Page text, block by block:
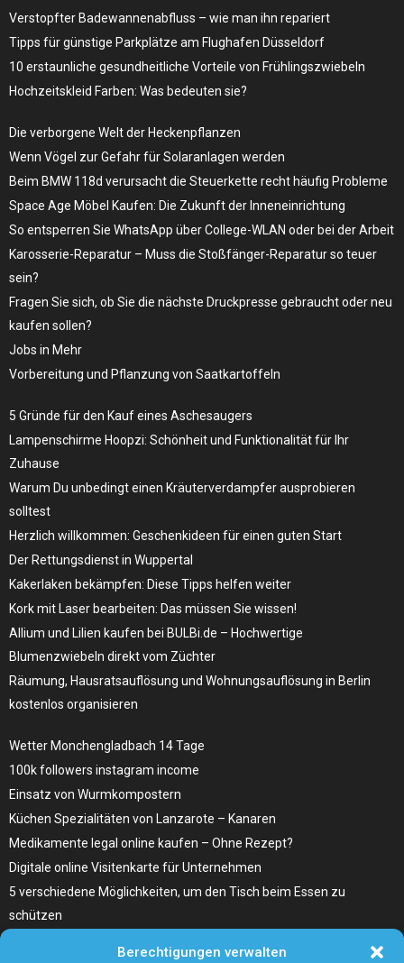
Berechtigungen verwalten
Verstopfter Badewannenabfluss – wie man ihn repariert
Tipps für günstige Parkplätze am Flughafen Düsseldorf
10 erstaunliche gesundheitliche Vorteile von Frühlingszwiebeln
Hochzeitskleid Farben: Was bedeuten sie?
Die verborgene Welt der Heckenpflanzen
Wenn Vögel zur Gefahr für Solaranlagen werden
Beim BMW 118d verursacht die Steuerkette recht häufig Probleme
Space Age Möbel Kaufen: Die Zukunft der Inneneinrichtung
So entsperren Sie WhatsApp über College-WLAN oder bei der Arbeit
Karosserie-Reparatur – Muss die Stoßfänger-Reparatur so teuer
sein?
Fragen Sie sich, ob Sie die nächste Druckpresse gebraucht oder neu
kaufen sollen?
Jobs in Mehr
Vorbereitung und Pflanzung von Saatkartoffeln
5 Gründe für den Kauf eines Aschesaugers
Lampenschirme Hoopzi: Schönheit und Funktionalität für Ihr
Zuhause
Warum Du unbedingt einen Kräuterverdampfer ausprobieren
solltest
Herzlich willkommen: Geschenkideen für einen guten Start
Der Rettungsdienst in Wuppertal
Kakerlaken bekämpfen: Diese Tipps helfen weiter
Kork mit Laser bearbeiten: Das müssen Sie wissen!
Allium und Lilien kaufen bei BULBi.de – Hochwertige
Blumenzwiebeln direkt vom Züchter
Räumung, Hausratsauflösung und Wohnungsauflösung in Berlin
kostenlos organisieren
Wetter Monchengladbach 14 Tage
100k followers instagram income
Einsatz von Wurmkompostern
Küchen Spezialitäten von Lanzarote – Kanaren
Medikamente legal online kaufen – Ohne Rezept?
Digitale online Visitenkarte für Unternehmen
5 verschiedene Möglichkeiten, um den Tisch beim Essen zu
schützen